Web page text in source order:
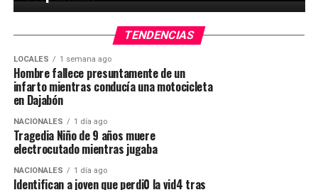
TENDENCIAS
LOCALES 1 semana ago
Hombre fallece presuntamente de un
infarto mientras conducía una motocicleta
en Dajabón
NACIONALES 1 día ago
Tragedia Niño de 9 años muere
electrocutado mientras jugaba
NACIONALES 1 día ago
Identifican a joven que perdi0 la vid4 tras